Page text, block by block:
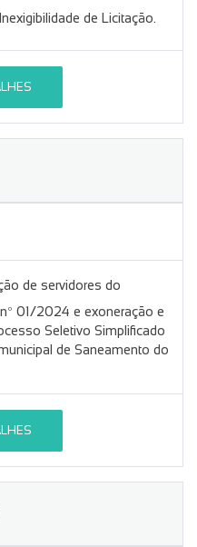
de Licitação.
de servidores do
01/2024 e exoneração e
Seletivo Simplificado
de Saneamento do